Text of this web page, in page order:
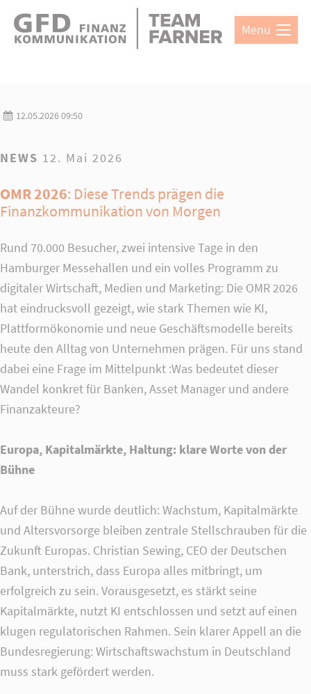
Direkt zum Hauptinhalt springen
Login
Register| Lost your password?
Support
Lorem ipsum dolor sit amet:
24h/ 365days
Mon - Fri 8:00am - 5:00pm(GMT +1)
Get in touch
Cybersteel Inc.
376-293 City Road, Suite 600
San Francisco, CA 94102
Have any questions?
+44 1234 567 890
Drop us a line
info@yourdomain.com
About us
Menu
12.05.2026 09:50
NEWS 12. Mai 2026
OMR 2026: Diese Trends prägen die
Finanzkommunikation von Morgen
Rund 70.000 Besucher, zwei intensive Tage in den
Hamburger Messehallen und ein volles Programm zu
digitaler Wirtschaft, Medien und Marketing: Die OMR 2026
hat eindrucksvoll gezeigt, wie stark Themen wie KI,
Plattformökonomie und neue Geschäftsmodelle bereits
heute den Alltag von Unternehmen prägen. Für uns stand
dabei eine Frage im Mittelpunkt :Was bedeutet dieser
Wandel konkret für Banken, Asset Manager und andere
Finanzakteure?
Europa, Kapitalmärkte, Haltung: klare Worte von der
Bühne
Auf der Bühne wurde deutlich: Wachstum, Kapitalmärkte
und Altersvorsorge bleiben zentrale Stellschrauben für die
Zukunft Europas. Christian Sewing, CEO der Deutschen
Bank, unterstrich, dass Europa alles mitbringt, um
erfolgreich zu sein. Vorausgesetzt, es stärkt seine
Kapitalmärkte, nutzt KI entschlossen und setzt auf einen
klugen regulatorischen Rahmen. Sein klarer Appell an die
Bundesregierung: Wirtschaftswachstum in Deutschland
muss stark gefördert werden.